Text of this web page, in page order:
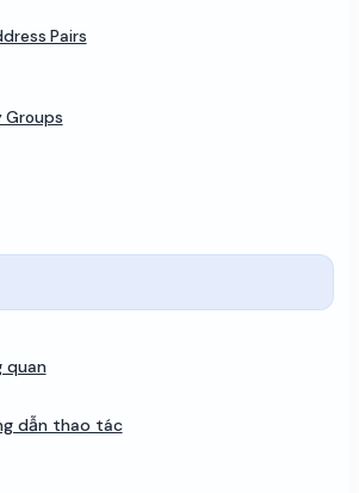
Pairs
Groups
quan
dẫn thao tác